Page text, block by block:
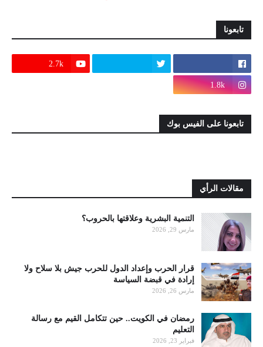
تابعونا
2.7k
1.8k
تابعونا على الفيس بوك
مقالات الرأي
التنمية البشرية وعلاقتها بالحروب؟
مارس 29, 2026
قرار الحرب وإعداد الدول للحرب جيش بلا سلاح ولا
إرادة في قبضة السياسة
مارس 26, 2026
رمضان في الكويت.. حين تتكامل القيم مع رسالة
التعليم
فبراير 23, 2026